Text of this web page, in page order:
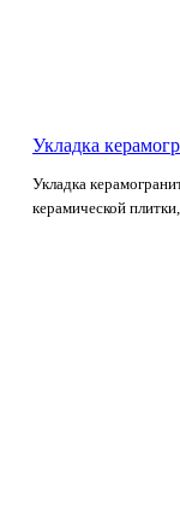
Укладка
Укладка
керамической